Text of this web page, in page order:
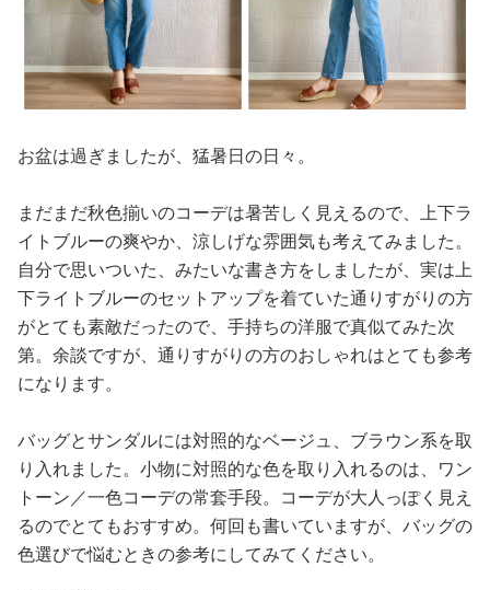
お盆は過ぎましたが、猛暑日の日々。
まだまだ秋色揃いのコーデは暑苦しく見えるので、上下ラ
イトブルーの爽やか、涼しげな雰囲気も考えてみました。
自分で思いついた、みたいな書き方をしましたが、実は上
下ライトブルーのセットアップを着ていた通りすがりの方
がとても素敵だったので、手持ちの洋服で真似てみた次
第。余談ですが、通りすがりの方のおしゃれはとても参考
になります。
バッグとサンダルには対照的なベージュ、ブラウン系を取
り入れました。小物に対照的な色を取り入れるのは、ワン
トーン／一色コーデの常套手段。コーデが大人っぽく見え
るのでとてもおすすめ。何回も書いていますが、バッグの
色選びで悩むときの参考にしてみてください。